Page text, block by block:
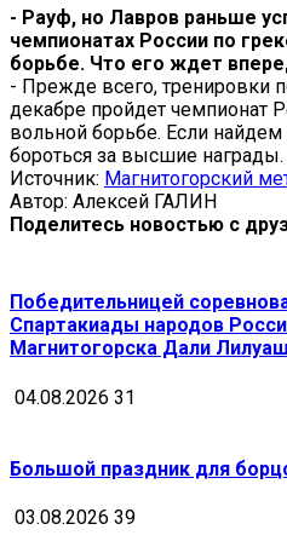
- Рауф, но Лавров раньше
чемпионатах России по
борьбе. Что его ждет
- Прежде всего, тренировки
декабре пройдет чемпионат
вольной борьбе. Если
бороться за высшие награды.
Источник: Магнитогорский
Автор: Алексей ГАЛИН
Поделитесь новостью с
Победительницей
Спартакиады народов
Магнитогорска Дали
04.08.2026 31
Большой праздник для
03.08.2026 39